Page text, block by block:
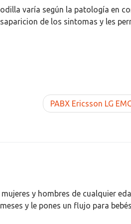
varía según la patología en
de los sintomas y les
PABX Ericsson LG
y hombres de cualquier
y le pones un flujo para